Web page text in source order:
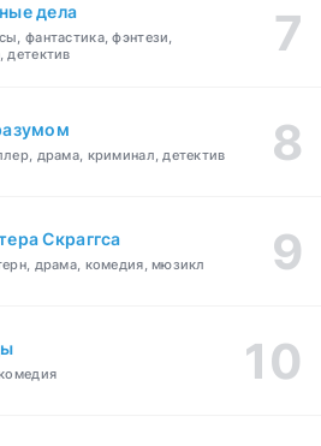
дела
фантастика, фэнтези,
детектив
драма, криминал, детектив
Скраггса
драма, комедия, мюзикл